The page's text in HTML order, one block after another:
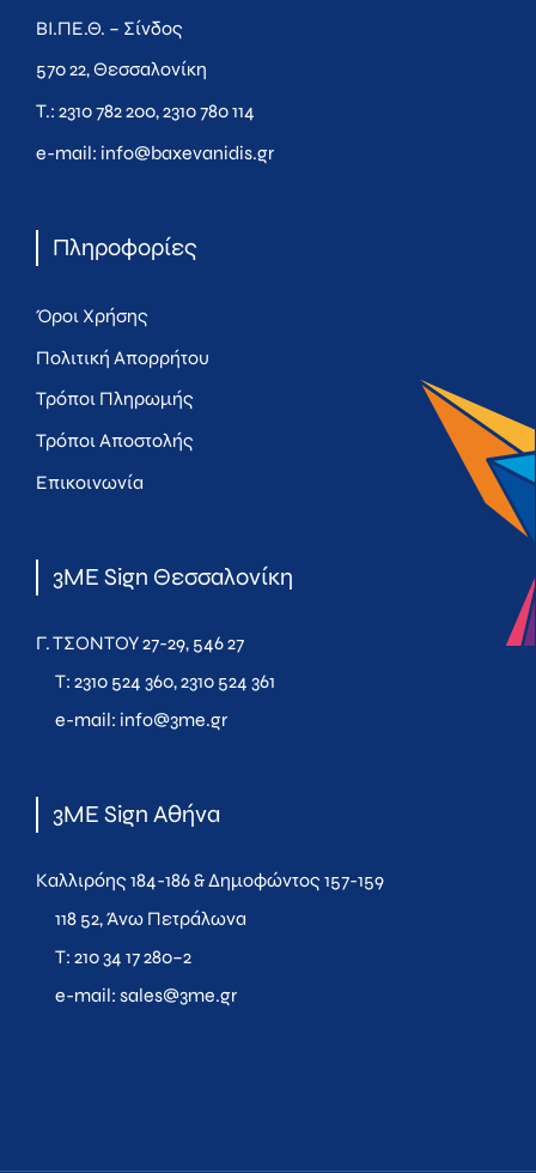
ΒΙ.ΠΕ.Θ. – Σίνδος
570 22, Θεσσαλονίκη
Τ.: 2310 782 200,2310 780 114
e-mail: info@baxevanidis.gr
Πληροφορίες
Όροι Χρήσης
Πολιτική Απορρήτου
Τρόποι Πληρωμής
Τρόποι Αποστολής
Επικοινωνία
3ME Sign Θεσσαλονίκη
Γ. ΤΣΟΝΤΟΥ 27-29, 546 27
T: 2310 524 360,2310 524 361
e-mail: info@3me.gr
3ME Sign Αθήνα
Καλλιρόης 184-186 & Δημοφώντος 157-159
118 52, Άνω Πετράλωνα
T: 210 34 17 280–2
e-mail: sales@3me.gr